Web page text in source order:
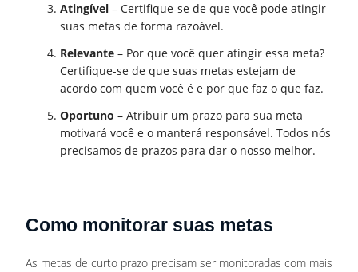
Atingível– Certifique-se de que você pode atingir
suas metas de forma razoável.
Relevante– Por que você quer atingir essa meta?
Certifique-se de que suas metas estejam de
acordo com quem você é e por que faz o que faz.
Oportuno – Atribuir um prazo para sua meta
motivará você e o manterá responsável. Todos nós
precisamos de prazos para dar o nosso melhor.
Como monitorar suas metas
As metas de curto prazo precisam ser monitoradas com mais